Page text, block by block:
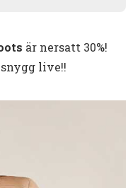
är nersatt 30%!
live!!